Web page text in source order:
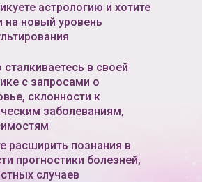
астрологию и хотите
на новый уровень
сталкиваетесь в своей
с запросами о
склонности к
заболеваниям,
расширить познания в
прогностики болезней,
случаев